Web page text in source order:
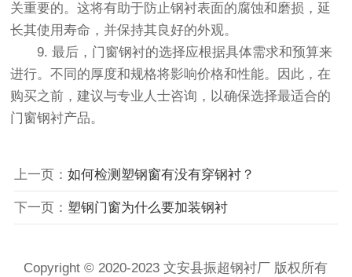
关重要的。这将有助于防止钢衬表面的腐蚀和磨损，延
长其使用寿命，并保持其良好的外观。
9. 最后，门窗钢衬的选择应根据具体需求和预算来
进行。不同的厚度和规格将影响价格和性能。因此，在
购买之前，建议与专业人士咨询，以确保选择最适合的
门窗钢衬产品。
上一页： 如何检测塑钢窗有没有穿钢衬？
下一页： 塑钢门窗为什么要加装钢衬
Copyright © 2020-2023 文安县振超钢衬厂 版权所有